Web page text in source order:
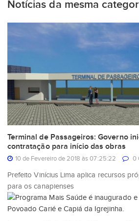
Notícias da mesma
Terminal de Passageiros: Governo
contratação para início das obras
10 de Fevereiro de 2018 às 07:25:22 0
Prefeito Vinícius Lima aplica recursos
para os canapienses